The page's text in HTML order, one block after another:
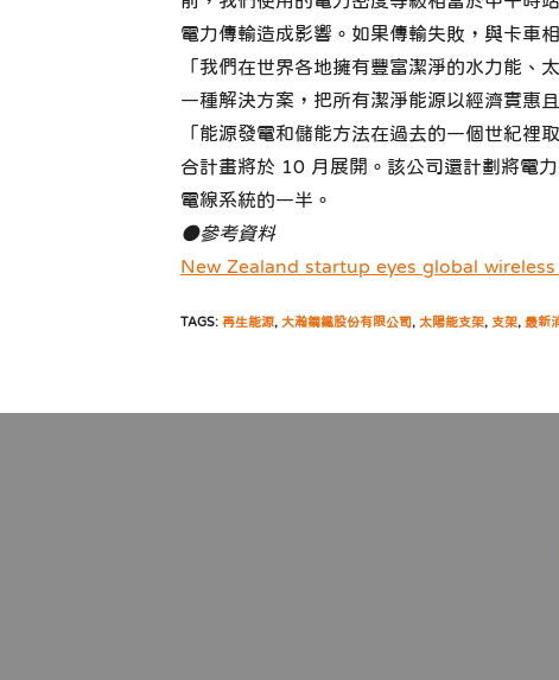
電力傳輸造成影響。如果傳輸失敗，與卡車
「我們在世界各地擁有豐富潔淨的水力能
一種解決方案，把所有潔淨能源以經濟實惠
「能源發電和儲能方法在過去的一個世紀
合計畫將於 10 月展開。該公司還計劃將電
電線系統的一半。
●參考資料
New Zealand startup eyes global
TAGS: 再生能源, 大瀚鋼鐵股份有限公司 , 太陽能支架, 支架, 最新